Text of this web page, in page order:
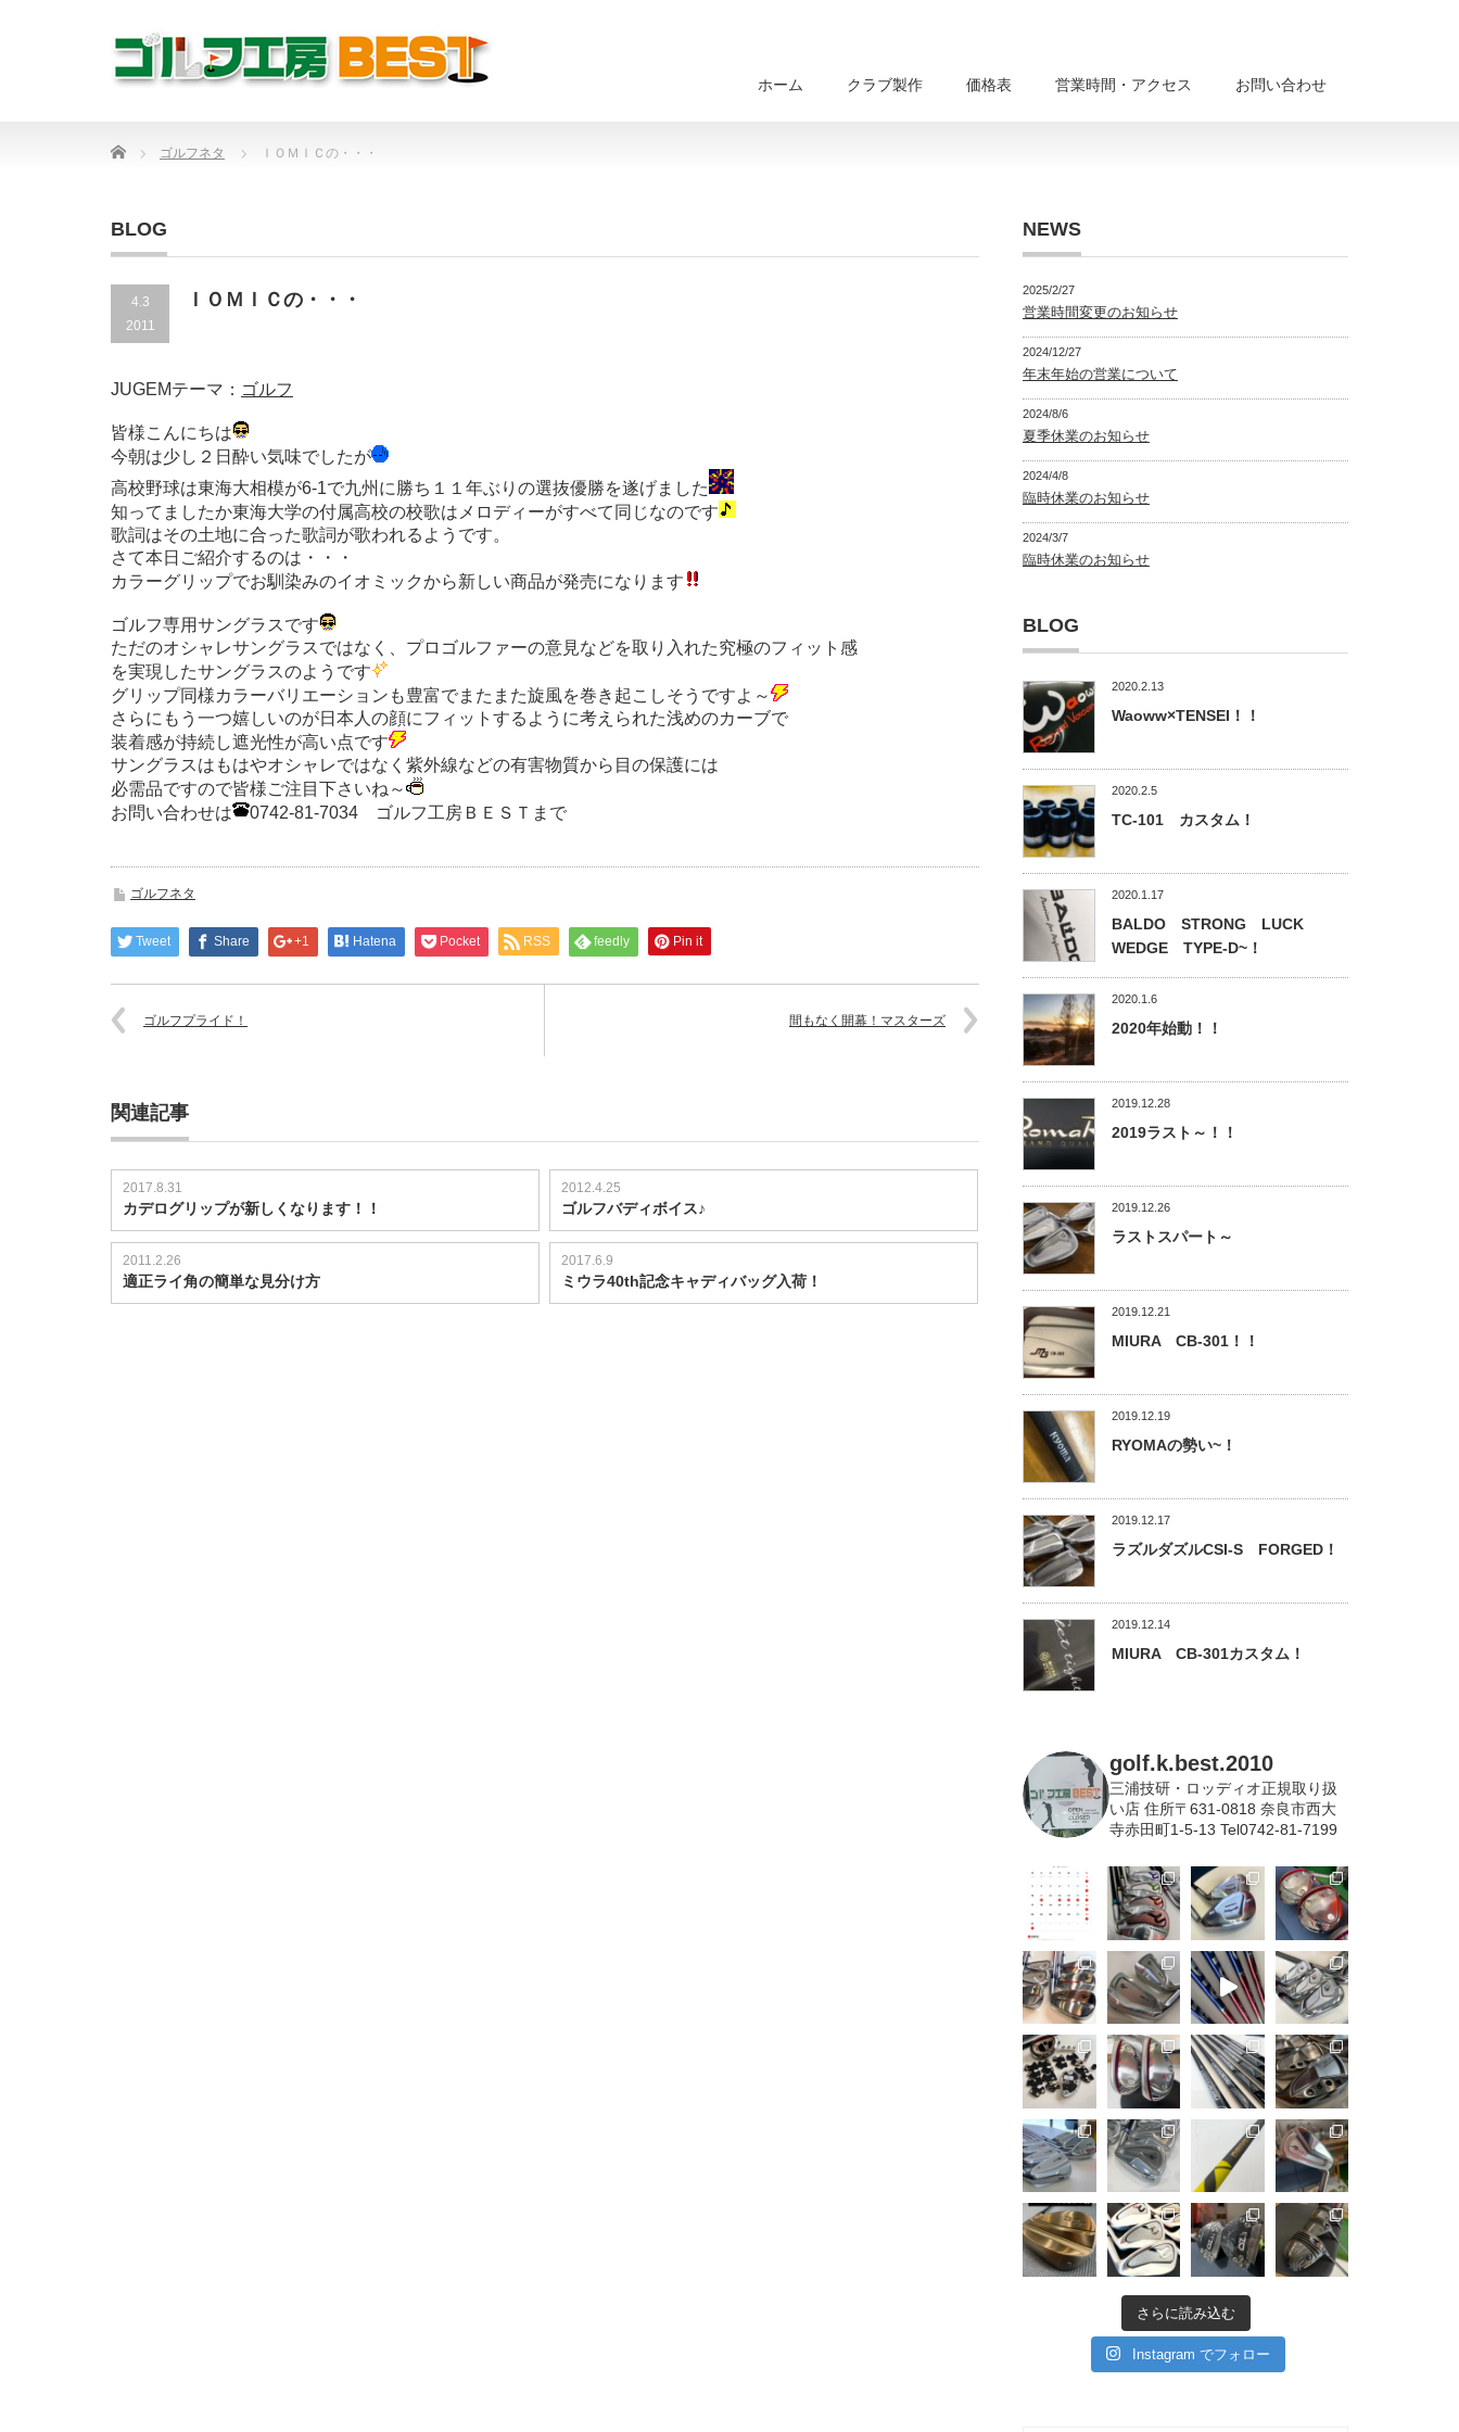
ホーム クラブ製作 価格表 営業時間・アクセス お問い合わせ
Home ゴルフネタ ＩＯＭＩＣの・・・
BLOG
4.3
2011
ＩＯＭＩＣの・・・
JUGEMテーマ： ゴルフ
皆様こんにちは
今朝は少し２日酔い気味でしたが
高校野球は東海大相模が6-1で九州に勝ち１１年ぶりの選抜優勝を遂げました
知ってましたか東海大学の付属高校の校歌はメロディーがすべて同じなのです
歌詞はその土地に合った歌詞が歌われるようです。
さて本日ご紹介するのは・・・
カラーグリップでお馴染みのイオミックから新しい商品が発売になります
ゴルフ専用サングラスです
ただのオシャレサングラスではなく、プロゴルファーの意見などを取り入れた究極のフィット感
を実現したサングラスのようです
グリップ同様カラーバリエーションも豊富でまたまた旋風を巻き起こしそうですよ～
さらにもう一つ嬉しいのが日本人の顔にフィットするように考えられた浅めのカーブで
装着感が持続し遮光性が高い点です
サングラスはもはやオシャレではなく紫外線などの有害物質から目の保護には
必需品ですので皆様ご注目下さいね～
お問い合わせは
0742-81-7034 ゴルフ工房ＢＥＳＴまで
ゴルフネタ
Tweet Share +1 Hatena Pocket RSS feedly Pin it
ゴルフプライド！ 間もなく開幕！マスターズ
関連記事
2017.8.31
カデログリップが新しくなります！！
2012.4.25
ゴルフバディボイス♪
2011.2.26
適正ライ角の簡単な見分け方
2017.6.9
ミウラ40th記念キャディバッグ入荷！
NEWS
2025/2/27
営業時間変更のお知らせ
2024/12/27
年末年始の営業について
2024/8/6
夏季休業のお知らせ
2024/4/8
臨時休業のお知らせ
2024/3/7
臨時休業のお知らせ
BLOG
2020.2.13
Waoww×TENSEI！！
2020.2.5
TC-101 カスタム！
2020.1.17
BALDO STRONG LUCK
WEDGE TYPE-D~！
2020.1.6
2020年始動！！
2019.12.28
2019ラスト～！！
2019.12.26
ラストスパート～
2019.12.21
MIURA CB-301！！
2019.12.19
RYOMAの勢い~！
2019.12.17
ラズルダズルCSI-S FORGED！
2019.12.14
MIURA CB-301カスタム！
golf.k.best.2010
三浦技研・ロッディオ正規取り扱
い店 住所〒631-0818 奈良市西大
寺赤田町1-5-13 Tel0742-81-7199
さらに読み込む
Instagram でフォロー